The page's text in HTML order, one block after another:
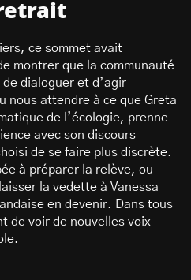
ce sommet avait
montrer que la communauté
dialoguer et d’agir
nous attendre à ce que Greta
de l’écologie, prenne
avec son discours
de se faire plus discrète.
à préparer la relève, ou
la vedette à Vanessa
en devenir. Dans tous
de voir de nouvelles voix